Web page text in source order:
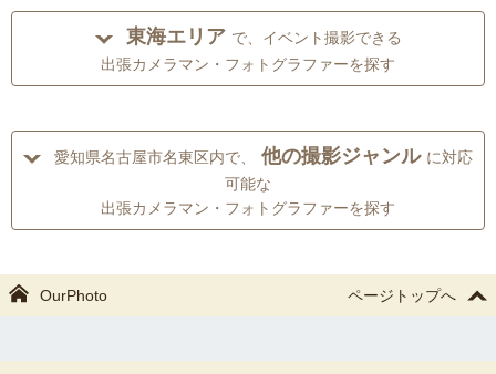
東海エリア で、イベント撮影できる
出張カメラマン・フォトグラファーを探す
愛知県名古屋市名東区内で、 他の撮影ジャンル に対応
可能な
出張カメラマン・フォトグラファーを探す
OurPhoto ページトップへ